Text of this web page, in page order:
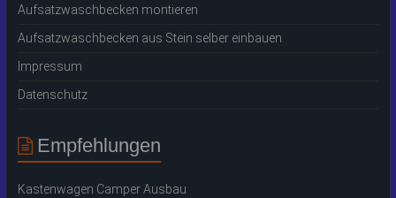
Aufsatzwaschbecken montieren
Aufsatzwaschbecken aus Stein selber einbauen
Impressum
Datenschutz
Empfehlungen
Kastenwagen Camper Ausbau